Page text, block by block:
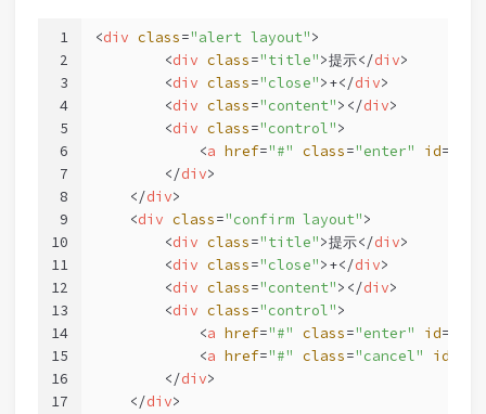
1
2
3
4
5
6
7
8
9
10
11
12
13
14
15
16
17
<div class="alert layout">
<div class="title">提示</div>
<div class="close">+</div>
<div class="content"> </div>
<div class="control">
<a href="#" class="enter" id=
</div>
</div>
<div class="confirm layout">
<div class="title">提示</div>
<div class="close">+</div>
<div class="content"> </div>
<div class="control">
<a href="#" class="enter" id=
<a href="#" class="cancel" id
</div>
</div>